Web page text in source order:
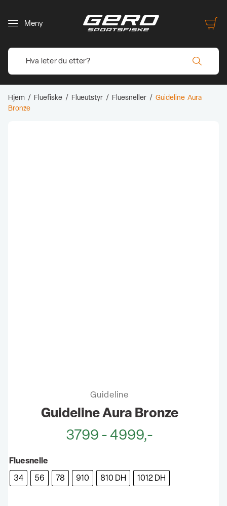
Meny
Hjem / Fluefiske / Flueutstyr / Fluesneller / Guideline Aura
Bronze
Guideline
Guideline Aura Bronze
3799 - 4999,-
Fluesnelle
34 56 78 910 810 DH 1012 DH